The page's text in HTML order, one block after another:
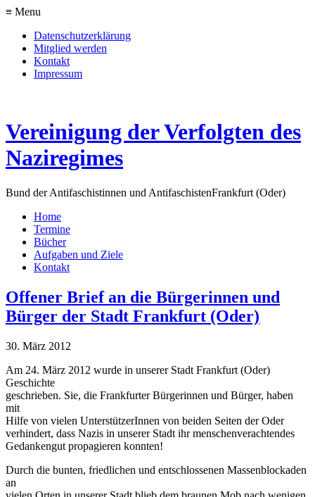
≡ Menu
Datenschutzerklärung
Mitglied werden
Kontakt
Impressum
Vereinigung der Verfolgten des
Naziregimes
Bund der Antifaschistinnen und AntifaschistenFrankfurt (Oder)
Home
Termine
Bücher
Aufgaben und Ziele
Kontakt
Offener Brief an die Bürgerinnen und
Bürger der Stadt Frankfurt (Oder)
30. März 2012
Am 24. März 2012 wurde in unserer Stadt Frankfurt (Oder)
Geschichte
geschrieben. Sie, die Frankfurter Bürgerinnen und Bürger, haben
mit
Hilfe von vielen UnterstützerInnen von beiden Seiten der Oder
verhindert, dass Nazis in unserer Stadt ihr menschenverachtendes
Gedankengut propagieren konnten!
Durch die bunten, friedlichen und entschlossenen Massenblockaden
an